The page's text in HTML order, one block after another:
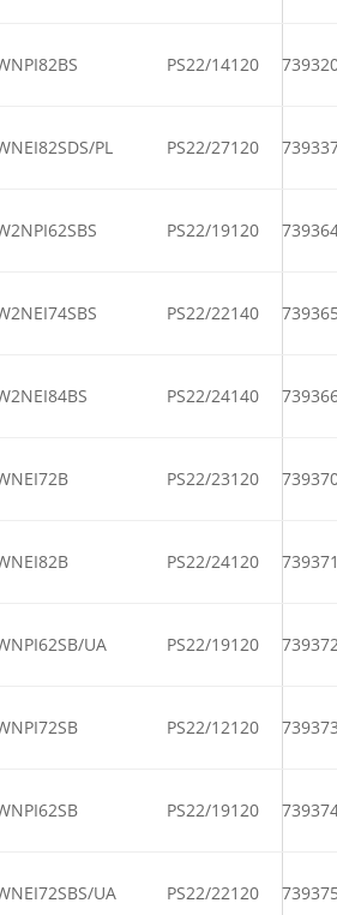
PS22/14120
PL PS22/27120
PS22/19120
PS22/22140
PS22/24140
PS22/23120
PS22/24120
UA PS22/19120
PS22/12120
PS22/19120
UA PS22/22120